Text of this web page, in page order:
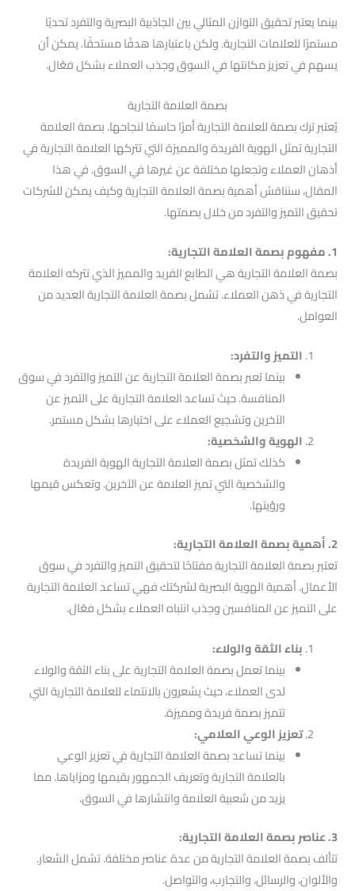
بينما يعتبر تحقيق التوازن المثالي بين الجاذبية البصرية والتفرد تحديًا
مستمرًا للعلامات التجارية. ولكن باعتبارها هدفًا مستحقًا. يمكن أن
يسهم في تعزيز مكانتها في السوق وجذب العملاء بشكل فعّال.
بصمة العلامة التجارية
يُعتبر ترك بصمة للعلامة التجارية أمرًا حاسمًا لنجاحها. بصمة العلامة
التجارية تمثل الهوية الفريدة والمميزة التي تتركها العلامة التجارية في
أذهان العملاء وتجعلها مختلفة عن غيرها في السوق. في هذا
المقال، سنناقش أهمية بصمة العلامة التجارية وكيف يمكن للشركات
تحقيق التميز والتفرد من خلال بصمتها.
1. مفهوم بصمة العلامة التجارية:
بصمة العلامة التجارية هي الطابع الفريد والمميز الذي تتركه العلامة
التجارية في ذهن العملاء. تشمل بصمة العلامة التجارية العديد من
العوامل.
التميز والتفرد:
بينما تعبر بصمة العلامة التجارية عن التميز والتفرد في سوق
المنافسة. حيث تساعد العلامة التجارية على التميز عن
الآخرين وتشجيع العملاء على اختيارها بشكل مستمر.
الهوية والشخصية:
كذلك تمثل بصمة العلامة التجارية الهوية الفريدة
والشخصية التي تميز العلامة عن الآخرين. وتعكس قيمها
ورؤيتها.
2. أهمية بصمة العلامة التجارية:
تعتبر بصمة العلامة التجارية مفتاحًا لتحقيق التميز والتفرد في سوق
الأعمال. أهمية الهوية البصرية لشركتك فهي تساعد العلامة التجارية
على التميز عن المنافسين وجذب انتباه العملاء بشكل فعّال.
بناء الثقة والولاء:
بينما تعمل بصمة العلامة التجارية على بناء الثقة والولاء
لدى العملاء، حيث يشعرون بالانتماء للعلامة التجارية التي
تتميز بصمة فريدة ومميزة.
تعزيز الوعي العلامي:
بينما تساعد بصمة العلامة التجارية في تعزيز الوعي
بالعلامة التجارية وتعريف الجمهور بقيمها ومزاياها. مما
يزيد من شعبية العلامة وانتشارها في السوق.
3. عناصر بصمة العلامة التجارية:
تتألف بصمة العلامة التجارية من عدة عناصر مختلفة. تشمل الشعار.
والألوان، والرسائل، والتجارب، والتواصل.